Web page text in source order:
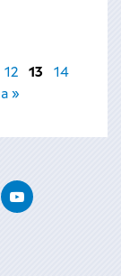
12 13
14
»
Youtube